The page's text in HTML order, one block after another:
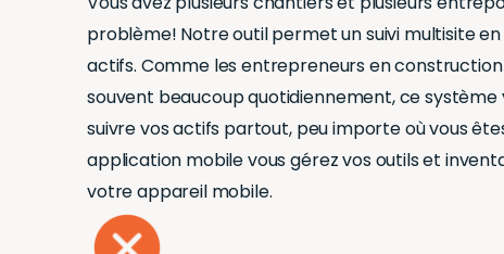
problème! Notre outil permet un suivi multisite en
actifs. Comme les entrepreneurs en
souvent beaucoup quotidiennement, ce
suivre vos actifs partout, peu importe où vous
application mobilevousgérezvos outils et
votreappareil mobile.